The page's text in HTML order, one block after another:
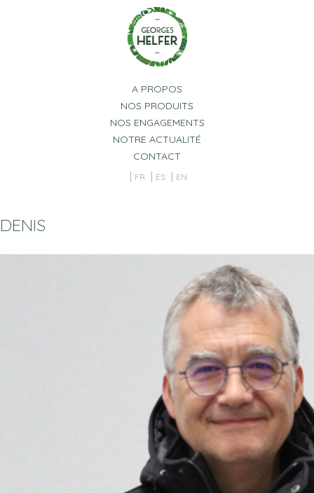
A PROPOS
NOS PRODUITS
NOS ENGAGEMENTS
NOTRE ACTUALITÉ
CONTACT
FR ES EN
DENIS
Panneau de gestion des cookies